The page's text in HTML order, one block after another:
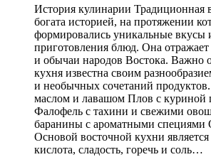
История кулинарии Традиционная
богата историей, на протяжении
формировались уникальные вкусы
приготовления блюд. Она отражает
и обычаи народов Востока. Важно
кухня известна своим
и необычных сочетаний
маслом и лавашом Плов с куриной
Фалофель с тахини и свежими
баранины с ароматными
Основой восточной кухни является
кислота, сладость, горечь и соль…